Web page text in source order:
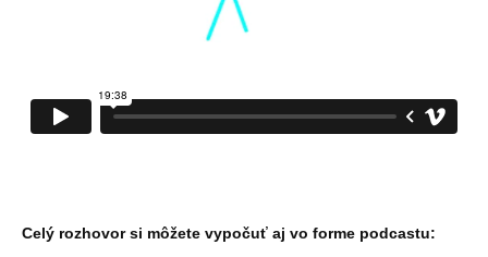
Celý rozhovor si môžete vypočuť aj vo forme podcastu: